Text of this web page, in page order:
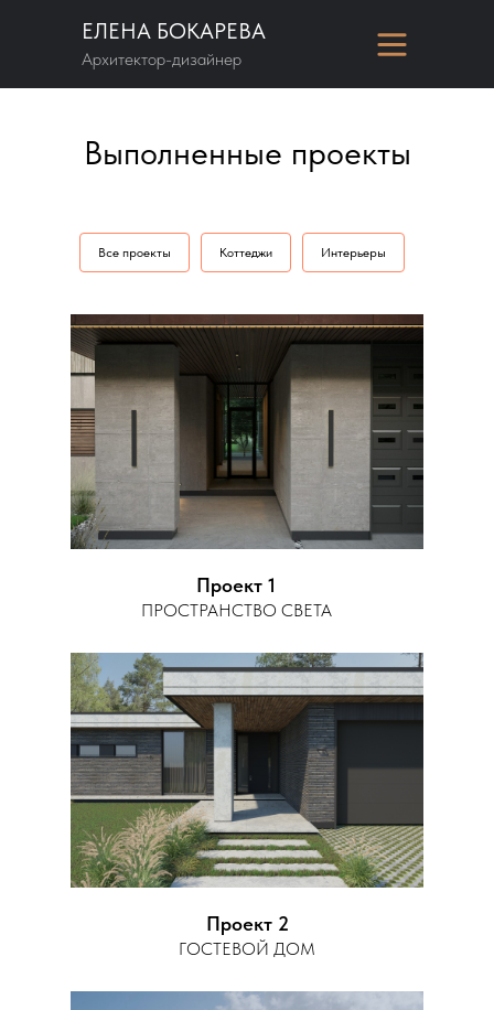
ЕЛЕНА БОКАРЕВА
Архитектор-дизайнер
Выполненные проекты
Все проекты Коттеджи Интерьеры
Проект 1
ПРОСТРАНСТВО СВЕТА
Проект 2
ГОСТЕВОЙ ДОМ